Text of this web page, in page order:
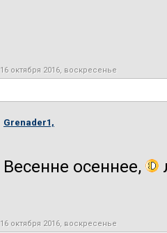
16 октября 2016, воскресенье
Grenader1,
Весенне осеннее,
16 октября 2016, воскресенье